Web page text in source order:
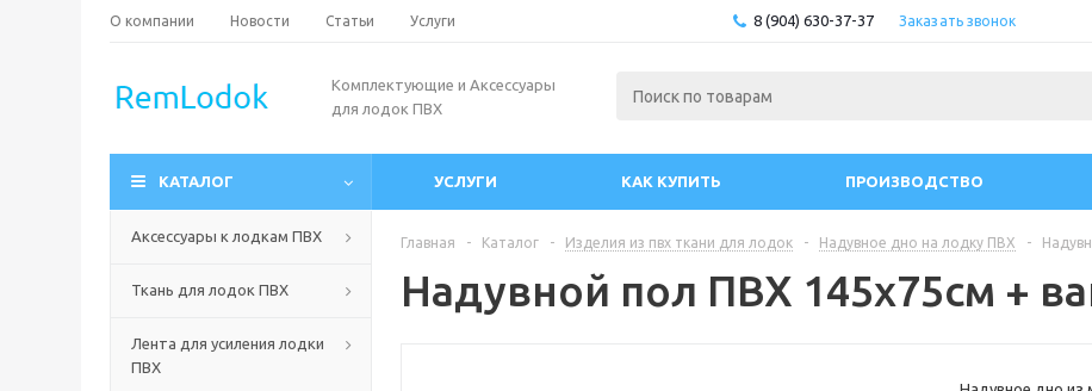
О компании Новости Статьи Услуги 8 (904) 630-37-37 Заказать звонок
Комплектующие и Аксессуары
для лодок ПВХ
КАТАЛОГ УСЛУГИ КАК КУПИТЬ ПРОИЗВОДСТВО
Аксессуары к лодкам ПВХ
Ткань для лодок ПВХ
Лента для усиления лодки
ПВХ
Главная - Каталог - Изделия из пвх ткани для лодок - Надувное дно на лодку ПВХ -
Надувной пол ПВХ 145х75см +